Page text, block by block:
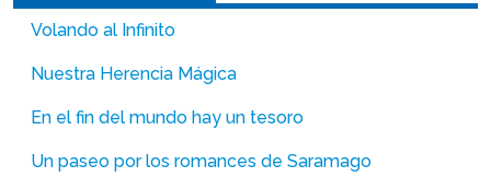
Volando al Infinito
Nuestra Herencia Mágica
En el fin del mundo hay un tesoro
Un paseo por los romances de Saramago